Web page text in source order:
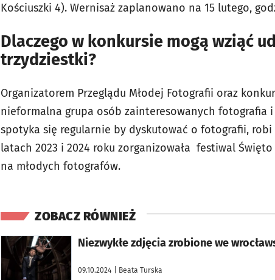
Kościuszki 4). Wernisaż zaplanowano na 15 lutego,
Dlaczego w konkursie mogą wziąć
trzydziestki?
Organizatorem Przeglądu Młodej Fotografii oraz
nieformalna grupa osób zainteresowanych fotografia
spotyka się regularnie by dyskutować o fotografii, robi
latach 2023 i 2024 roku zorganizowała festiwal
na młodych fotografów.
ZOBACZ RÓWNIEŻ
Niezwykłe zdjęcia zrobione we
09.10.2024 | Beata Turska
otworzy się w nowej karcie